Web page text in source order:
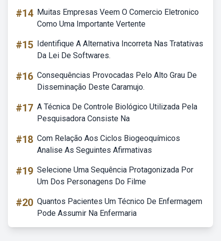
#14 Muitas Empresas Veem O Comercio Eletronico
Como Uma Importante Vertente
#15 Identifique A Alternativa Incorreta Nas Tratativas
Da Lei De Softwares.
#16 Consequências Provocadas Pelo Alto Grau De
Disseminação Deste Caramujo.
#17 A Técnica De Controle Biológico Utilizada Pela
Pesquisadora Consiste Na
#18 Com Relação Aos Ciclos Biogeoquímicos
Analise As Seguintes Afirmativas
#19 Selecione Uma Sequência Protagonizada Por
Um Dos Personagens Do Filme
#20 Quantos Pacientes Um Técnico De Enfermagem
Pode Assumir Na Enfermaria